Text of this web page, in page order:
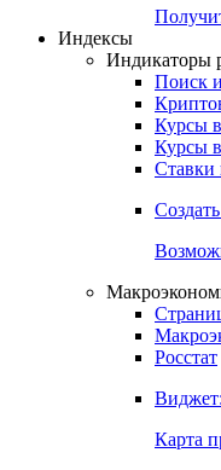
Индексы
Индикаторы
Поиск
Курсы
Курсы
Ставки
Росстат
Виджет:
Карта